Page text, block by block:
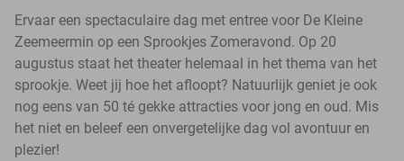
Ervaar een spectaculaire dag met entree voor De Kleine
Zeemeermin op een Sprookjes Zomeravond. Op 20
augustus staat het theater helemaal in het thema van het
sprookje. Weet jij hoe het afloopt? Natuurlijk geniet je ook
nog eens van 50 té gekke attracties voor jong en oud. Mis
het niet en beleef een onvergetelijke dag vol avontuur en
plezier!